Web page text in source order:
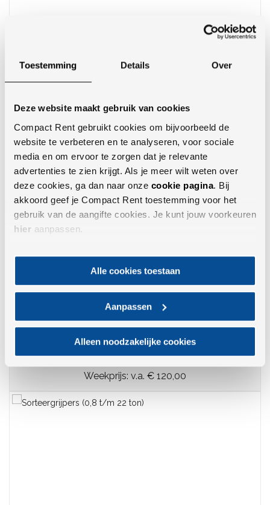
Toestemming Details Over
Deze website maakt gebruik van cookies
Compact Rent gebruikt cookies om bijvoorbeeld de
website te verbeteren en te analyseren, voor sociale
media en om ervoor te zorgen dat je relevante
advertenties te zien krijgt. Als je meer wilt weten over
deze cookies, ga dan naar onze cookie pagina. Bij
akkoord geef je Compact Rent toestemming voor het
gebruik van de aangifte cookies. Je kunt jouw voorkeuren
hier aanpassen.
Alle cookies toestaan
Aanpassen
Alleen noodzakelijke cookies
Trilblokken (1,5 t/m 27 ton)
Dagprijs: v.a. € 105,00
Weekprijs: v.a. € 315,00
Dagprijs: v.a. € 45,00
Weekprijs: v.a. € 120,00